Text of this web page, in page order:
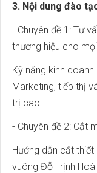
3. Nội dung đào
- Chuyên đề 1: Tư
thương hiệu cho
Kỹ năng kinh
Marketing, tiếp thị
trị cao
- Chuyên đề 2: Cắt
Hướng dẫn cắt
vuông Đỗ Trịnh